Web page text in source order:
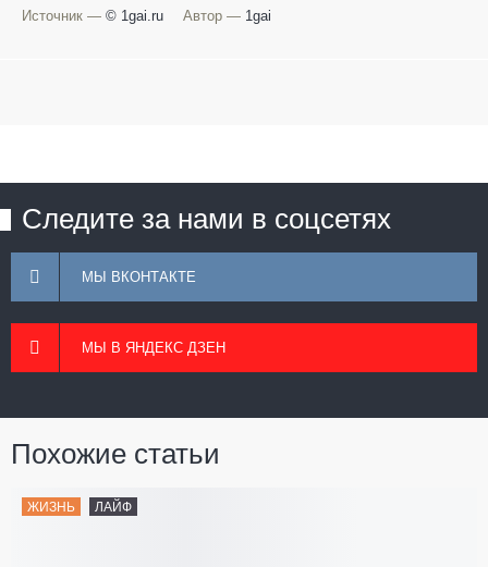
Источник — © 1gai.ru Автор — 1gai
Следите за нами в соцсетях
МЫ ВКОНТАКТЕ
МЫ В ЯНДЕКС ДЗЕН
Похожие статьи
ЖИЗНЬ ЛАЙФ